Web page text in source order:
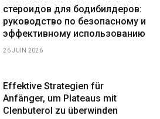
стероидов для бодибилдеров:
руководство по безопасному и
эффективному использованию
26 JUIN 2026
Effektive Strategien für
Anfänger, um Plateaus mit
Clenbuterol zu überwinden